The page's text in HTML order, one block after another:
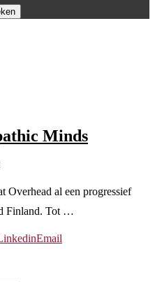
Minds
Overhead al een progressief
Finland. Tot …
Email